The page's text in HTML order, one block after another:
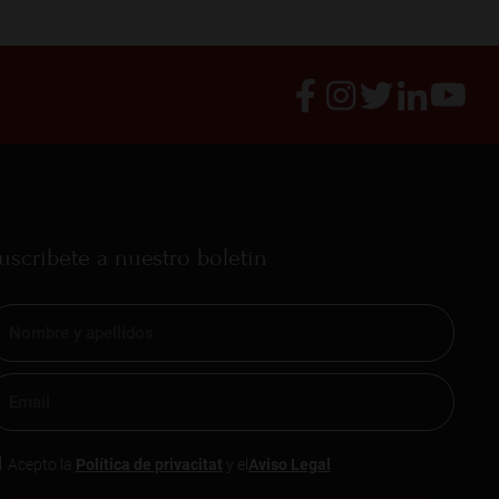
a nuestro boletín
Acepto la Política de privacitat y el Aviso Legal